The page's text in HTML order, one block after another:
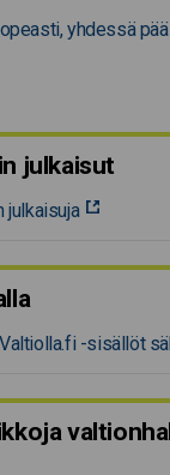
yhdessä
julkaisut
julkaisuja
-sisällöt